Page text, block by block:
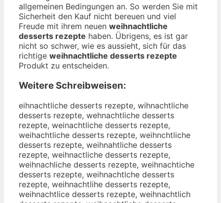
allgemeinen Bedingungen an. So werden Sie mit
Sicherheit den Kauf nicht bereuen und viel
Freude mit ihrem neuen weihnachtliche
desserts rezepte haben. Übrigens, es ist gar
nicht so schwer, wie es aussieht, sich für das
richtige weihnachtliche desserts rezepte
Produkt zu entscheiden.
Weitere Schreibweisen:
eihnachtliche desserts rezepte, wihnachtliche desserts rezepte, wehnachtliche desserts rezepte, weinachtliche desserts rezepte, weihachtliche desserts rezepte, weihnchtliche desserts rezepte, weihnahtliche desserts rezepte, weihnactliche desserts rezepte, weihnachliche desserts rezepte, weihnachtiche desserts rezepte, weihnachtlche desserts rezepte, weihnachtlihe desserts rezepte, weihnachtlice desserts rezepte, weihnachtlich desserts rezepte, weihnachtliche desserts rezepte, weihnachtliche esserts rezepte, weihnachtliche dsserts rezepte, weihnachtliche deserts rezepte, weihnachtliche dessrts rezepte, weihnachtliche dessets rezepte, weihnachtliche dessers rezepte, weihnachtliche dessert rezepte, weihnachtliche desserts ezepte, weihnachtliche desserts rzepte, weihnachtliche desserts reepte, weihnachtliche desserts rezpte, weihnachtliche desserts rezete, weihnachtliche desserts rezepe, weihnachtliche desserts rezept, wweihnachtliche desserts rezepte, weeihnachtliche desserts rezepte, weiihnachtliche desserts rezepte, weihhnachtliche desserts rezepte, weihnnachtliche desserts rezepte, weihnaachtliche desserts rezepte, weihnacchtliche desserts rezepte, weihnachhtliche desserts rezepte, weihnachttliche desserts rezepte, weihnachtlliche desserts rezepte, weihnachtliiche desserts rezepte, weihnachtlicche desserts rezepte, weihnachtlichhe desserts rezepte, weihnachtlichee desserts rezepte, weihnachtliche ddesserts rezepte, weihnachtliche deesserts rezepte, weihnachtliche dessserts rezepte, weihnachtliche desseerts rezepte, weihnachtliche desserrts rezepte, weihnachtliche dessertts rezepte, weihnachtliche dessertss rezepte, weihnachtliche desserts rrezepte, weihnachtliche desserts reezepte, weihnachtliche desserts rezzepte, weihnachtliche desserts rezeepte, weihnachtliche desserts rezeppte, weihnachtliche desserts rezeptte, weihnachtliche desserts rezeptee, ewihnachtliche desserts rezepte, wiehnachtliche desserts rezepte, wehinachtliche desserts rezepte, weinhachtliche desserts rezepte, weihanchtliche desserts rezepte, weihncahtliche desserts rezepte, weihnahctliche desserts rezepte, weihnacthliche desserts rezepte, weihnachltiche desserts rezepte, weihnachtilche desserts rezepte, weihnachtlcihe desserts rezepte, weihnachtlihce desserts rezepte, weihnachtliceh desserts rezepte, weihnachtlich edesserts rezepte, weihnachtliched esserts rezepte, weihnachtliche edsserts rezepte, weihnachtliche dseserts rezepte, weihnachtliche desesrts rezepte, weihnachtliche dessrets rezepte, weihnachtliche dessetrs rezepte, weihnachtliche desserst rezepte, weihnachtliche dessert srezepte, weihnachtliche dessertsr ezepte, weihnachtliche desserts erzepte, weihnachtliche desserts rzeepte, weihnachtliche desserts reezpte, weihnachtliche desserts rezpete, weihnachtliche desserts rezetpe, weihnachtliche desserts rezepet, weihnachtlichedesserts rezepte, weihnachtliche dessertsrezepte, qeihnachtliche desserts rezepte, aeihnachtliche desserts rezepte, seihnachtliche desserts rezepte, deihnachtliche desserts rezepte, eeihnachtliche desserts rezepte, 1eihnachtliche desserts rezepte, 2eihnachtliche desserts rezepte, wwihnachtliche desserts rezepte, wsihnachtliche desserts rezepte, wdihnachtliche desserts rezepte, wfihnachtliche desserts rezepte, wrihnachtliche desserts rezepte, w3ihnachtliche desserts rezepte, w4ihnachtliche desserts rezepte, weuhnachtliche desserts rezepte, wejhnachtliche desserts rezepte, wekhnachtliche desserts rezepte, welhnachtliche desserts rezepte, weohnachtliche desserts rezepte, we8hnachtliche desserts rezepte, we9hnachtliche desserts rezepte, weibnachtliche desserts rezepte, weignachtliche desserts rezepte, weitnachtliche desserts rezepte, weiynachtliche desserts rezepte, weiunachtliche desserts rezepte, weijnachtliche desserts rezepte, weimnachtliche desserts rezepte, weinnachtliche desserts rezepte, weih achtliche desserts rezepte, weihbachtliche desserts rezepte, weihgachtliche desserts rezepte, weihhachtliche desserts rezepte, weihjachtliche desserts rezepte, weihmachtliche desserts rezepte, weihnqchtliche desserts rezepte, weihnwchtliche desserts rezepte, weihnzchtliche desserts rezepte, weihnxchtliche desserts rezepte, weihna htliche desserts rezepte, weihnaxhtliche desserts rezepte, weihnashtliche desserts rezepte, weihnadhtliche desserts rezepte, weihnafhtliche desserts rezepte, weihnavhtliche desserts rezepte, weihnacbtliche desserts rezepte, weihnacgtliche desserts rezepte, weihnacttliche desserts rezepte, weihnacytliche desserts rezepte, weihnacutliche desserts rezepte, weihnacjtliche desserts rezepte, weihnacmtliche desserts rezepte, weihnacntliche desserts rezepte, weihnachrliche desserts rezepte, weihnachfliche desserts rezepte, weihnachgliche desserts rezepte, weihnachhliche desserts rezepte, weihnachyliche desserts rezepte, weihnach5liche desserts rezepte, weihnach6liche desserts rezepte, weihnachtpiche desserts rezepte, weihnachtoiche desserts rezepte, weihnachtiiche desserts rezepte, weihnachtkiche desserts rezepte, weihnachtmiche desserts rezepte, weihnachtluche desserts rezepte, weihnachtljche desserts rezepte, weihnachtlkche desserts rezepte, weihnachtllche desserts rezepte, weihnachtloche desserts rezepte, weihnachtl8che desserts rezepte, weihnachtl9che desserts rezepte, weihnachtli he desserts rezepte, weihnachtlixhe desserts rezepte, weihnachtlishe desserts rezepte, weihnachtlidhe desserts rezepte, weihnachtlifhe desserts rezepte, weihnachtlivhe desserts rezepte, weihnachtlicbe desserts rezepte, weihnachtlicge desserts rezepte, weihnachtlicte desserts rezepte, weihnachtlicye desserts rezepte, weihnachtlicue desserts rezepte, weihnachtlicje desserts rezepte, weihnachtlicme desserts rezepte, weihnachtlicne desserts rezepte, weihnachtlichw desserts rezepte, weihnachtlichs desserts rezepte, weihnachtlichd desserts rezepte, weihnachtlichf desserts rezepte, weihnachtlichr desserts rezepte, weihnachtlich3 desserts rezepte, weihnachtlich4 desserts rezepte, weihnachtliche xesserts rezepte, weihnachtliche sesserts rezepte, weihnachtliche wesserts rezepte, weihnachtliche eesserts rezepte, weihnachtliche resserts rezepte, weihnachtliche fesserts rezepte, weihnachtliche vesserts rezepte, weihnachtliche cesserts rezepte, weihnachtliche dwsserts rezepte, weihnachtliche dssserts rezepte, weihnachtliche ddsserts rezepte, weihnachtliche dfsserts rezepte, weihnachtliche drsserts rezepte, weihnachtliche d3sserts rezepte, weihnachtliche d4sserts rezepte, weihnachtliche deqserts rezepte, weihnachtliche dewserts rezepte, weihnachtliche deeserts rezepte, weihnachtliche dezserts rezepte, weihnachtliche dexserts rezepte, weihnachtliche decserts rezepte, weihnachtliche desqerts rezepte, weihnachtliche deswerts rezepte, weihnachtliche deseerts rezepte, weihnachtliche deszerts rezepte, weihnachtliche desxerts rezepte, weihnachtliche descerts rezepte, weihnachtliche desswrts rezepte, weihnachtliche desssrts rezepte, weihnachtliche dessdrts rezepte, weihnachtliche dessfrts rezepte, weihnachtliche dessrrts rezepte, weihnachtliche dess3rts rezepte, weihnachtliche dess4rts rezepte, weihnachtliche desseets rezepte, weihnachtliche dessedts rezepte, weihnachtliche dessefts rezepte, weihnachtliche dessegts rezepte, weihnachtliche dessetts rezepte, weihnachtliche desse4ts rezepte, weihnachtliche desse5ts rezepte, weihnachtliche desserrs rezepte, weihnachtliche desserfs rezepte, weihnachtliche dessergs rezepte, weihnachtliche desserhs rezepte, weihnachtliche desserys rezepte, weihnachtliche desser5s rezepte, weihnachtliche desser6s rezepte, weihnachtliche dessertq rezepte, weihnachtliche dessertw rezepte, weihnachtliche desserte rezepte, weihnachtliche dessertz rezepte, weihnachtliche dessertx rezepte, weihnachtliche dessertc rezepte, weihnachtliche desserts eezepte, weihnachtliche desserts dezepte, weihnachtliche desserts fezepte, weihnachtliche desserts gezepte, weihnachtliche desserts tezepte, weihnachtliche desserts 4ezepte, weihnachtliche desserts 5ezepte, weihnachtliche desserts rwzepte, weihnachtliche desserts rszepte, weihnachtliche desserts rdzepte, weihnachtliche desserts rfzepte, weihnachtliche desserts rrzepte, weihnachtliche desserts r3zepte, weihnachtliche desserts r4zepte, weihnachtliche desserts rexepte, weihnachtliche desserts resepte, weihnachtliche desserts reaepte, weihnachtliche desserts rezwpte, weihnachtliche desserts rezspte, weihnachtliche desserts rezdpte, weihnachtliche desserts rezfpte, weihnachtliche desserts rezrpte, weihnachtliche desserts rez3pte, weihnachtliche desserts rez4pte, weihnachtliche desserts rezeote, weihnachtliche desserts rezelte, weihnachtliche desserts rezeöte, weihnachtliche desserts rezeüte, weihnachtliche desserts reze0te, weihnachtliche desserts rezeßte, weihnachtliche desserts rezepre, weihnachtliche desserts rezepfe, weihnachtliche desserts rezepge, weihnachtliche desserts rezephe, weihnachtliche desserts rezepye, weihnachtliche desserts rezep5e, weihnachtliche desserts rezep6e, weihnachtliche desserts rezeptw, weihnachtliche desserts rezepts, weihnachtliche desserts rezeptd, weihnachtliche desserts rezeptf, weihnachtliche desserts rezeptr, weihnachtliche desserts rezept3, weihnachtliche desserts rezept4, qweihnachtliche desserts rezepte, wqeihnachtliche desserts rezepte, aweihnachtliche desserts rezepte, waeihnachtliche desserts rezepte, sweihnachtliche desserts rezepte, wseihnachtliche desserts rezepte, dweihnachtliche desserts rezepte, wdeihnachtliche desserts rezepte, eweihnachtliche desserts rezepte, 1weihnachtliche desserts rezepte, w1eihnachtliche desserts rezepte, 2weihnachtliche desserts rezepte, w2eihnachtliche desserts rezepte, wewihnachtliche desserts rezepte, wesihnachtliche desserts rezepte, wedihnachtliche desserts rezepte, wfeihnachtliche desserts rezepte, wefihnachtliche desserts rezepte, wreihnachtliche desserts rezepte, werihnachtliche desserts rezepte, w3eihnachtliche desserts rezepte, we3ihnachtliche desserts rezepte, w4eihnachtliche desserts rezepte, we4ihnachtli